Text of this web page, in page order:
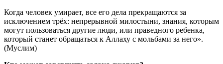
Когда человек умирает, все его дела прекращаются за
исключением трёх: непрерывной милостыни, знания, которым
могут пользоваться другие люди, или праведного ребенка,
который станет обращаться к Аллаху с мольбами за него».
(Муслим)